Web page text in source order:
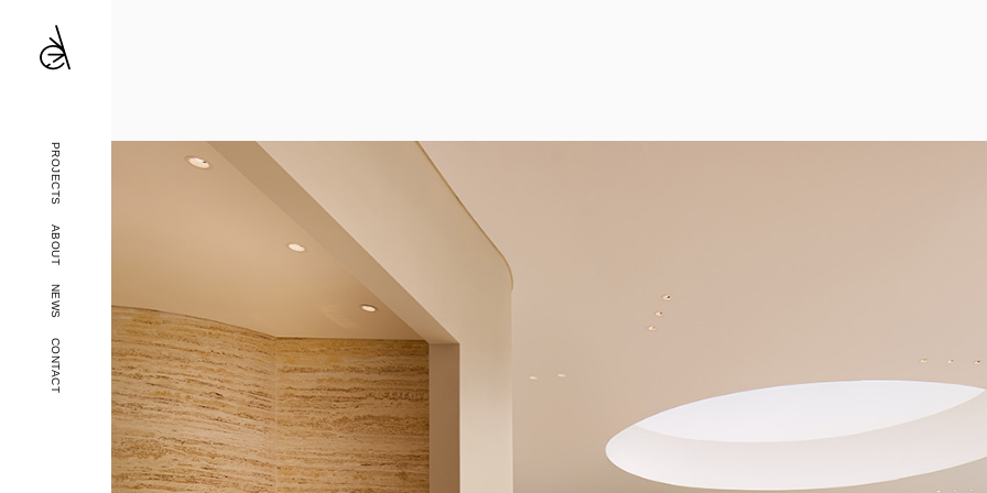
PROJECTS
ABOUT
NEWS
CONTACT